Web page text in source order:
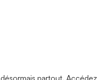
partout. Accédez